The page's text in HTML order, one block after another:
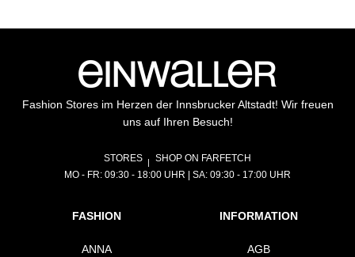
Fashion Stores im Herzen der Innsbrucker Altstadt! Wir freuen
uns auf Ihren Besuch!
STORES
SHOP ON FARFETCH
MO - FR: 09:30 - 18:00 UHR | SA: 09:30 - 17:00 UHR
FASHION
ANNA
INFORMATION
AGB